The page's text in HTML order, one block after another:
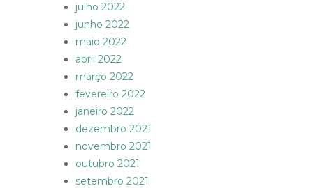
julho 2022
junho 2022
maio 2022
abril 2022
março 2022
fevereiro 2022
janeiro 2022
dezembro 2021
novembro 2021
outubro 2021
setembro 2021